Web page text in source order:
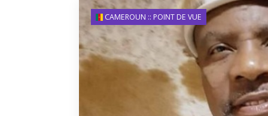
CAMEROUN :: POINT DE VUE